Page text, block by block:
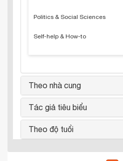
Politics & Social Sciences
Self-help & How-to
Theo nhà cung
Tác giả tiêu biểu
Theo độ tuổi